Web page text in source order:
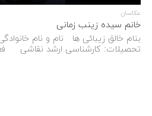
عکاسان
خانم سیده زینب زمانی
بنام خالق زیبائی ها نام و نام
تحصیلات: کارشناسی ارشد نقاشی